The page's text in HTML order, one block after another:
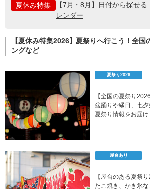
夏休み特集
【7月・8月】日付から探せ
レンダー
【夏休み特集2026】夏祭りへ行こう！全国
ングなど
夏祭り2026
【全国の夏祭り2026
盆踊りや縁日、七
夏祭り情報をお届け
屋台あり
【屋台のある夏祭り
たこ焼き、かき氷